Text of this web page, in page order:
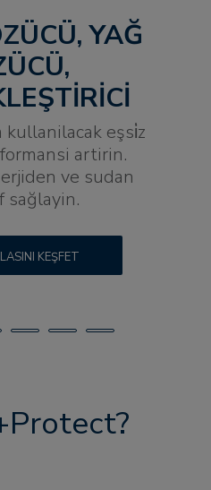
kullanilacak eşsi̇z
artirin.
ve sudan
sağlayin.
KEŞFET